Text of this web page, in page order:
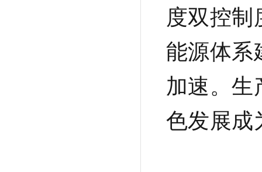
度双控
能源体
加速。
色发展成